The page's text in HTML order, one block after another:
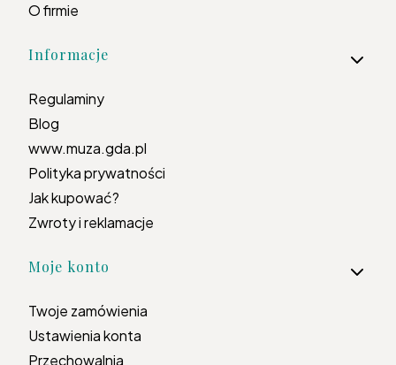
O firmie
Informacje
Regulaminy
Blog
www.muza.gda.pl
Polityka prywatności
Jak kupować?
Zwroty i reklamacje
Moje konto
Twoje zamówienia
Ustawienia konta
Przechowalnia